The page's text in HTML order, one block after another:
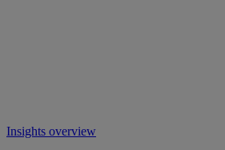
Insights overview